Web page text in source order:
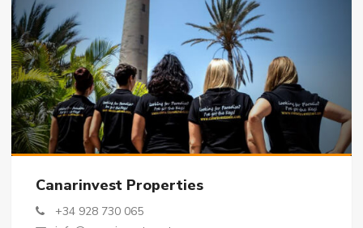
Canarinvest Properties
+34 928 730 065